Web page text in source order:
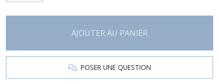
AJOUTER AU PANIER
POSER UNE QUESTION